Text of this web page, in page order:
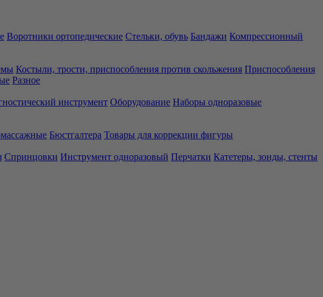
Воротники ортопедические Стельки, обувь Бандажи Компрессионный
Костыли, трости, приспособления против скольжения Приспособления
Разное
инструмент Оборудование Наборы одноразовые
Бюстгалтера Товары для коррекции фигуры
Спринцовки Инструмент одноразовый Перчатки Катетеры, зонды, стенты